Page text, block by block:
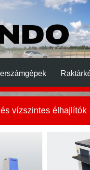
vízszintes élhajlítók